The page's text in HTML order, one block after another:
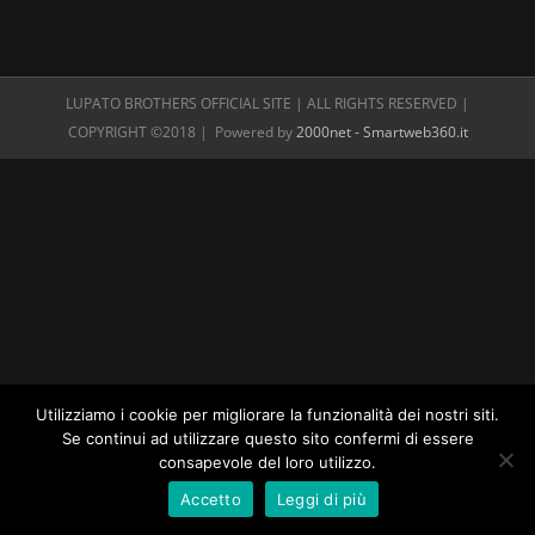
LUPATO BROTHERS OFFICIAL SITE | ALL RIGHTS RESERVED |
COPYRIGHT ©2018 | Powered by2000net - Smartweb360.it
Utilizziamo i cookie per migliorare la funzionalità dei nostri siti.
Se continui ad utilizzare questo sito confermi di essere
consapevole del loro utilizzo.
Accetto
Leggi di più